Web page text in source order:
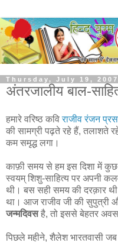
Thursday, July 19, 2007
अंतरजालीय बाल-
हमारे वरिष्ठ कविराजीव रंजन
की सामग्री पढ़ते रहे हैं, तलाशते
कम समृद्ध लगा।
काफ़ी समय से हम इस दिशा में
स्वयम् शिशु-साहित्य पर अपनी
थी। बस सही समय की दरक़ार
था। आज राजीव जी की सुपुत्री
जन्मदिवसहै, तो इससे बेहतर
पिछले महीने, शैलेश भारतवासी